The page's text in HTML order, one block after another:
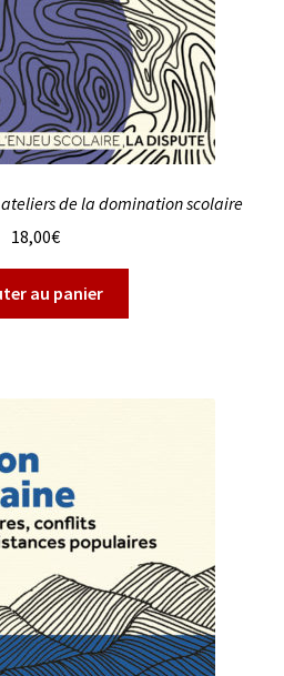
ateliers de la domination scolaire
18,00€
au panier